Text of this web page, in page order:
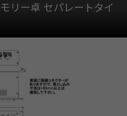
リー卓 セパレートタイ